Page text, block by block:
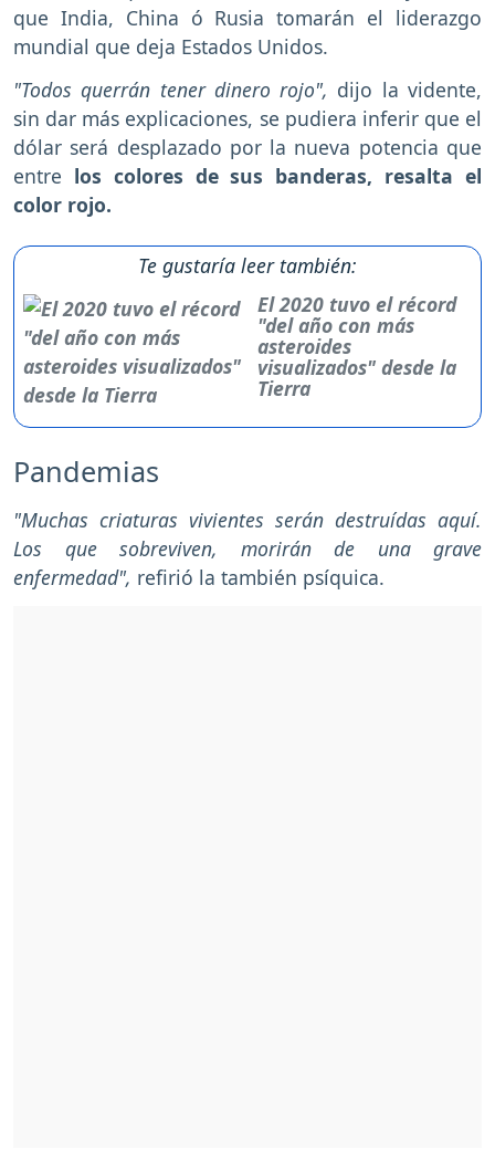
que India, China ó Rusia tomarán el liderazgo
mundial que deja Estados Unidos.
"Todos querrán tener dinero rojo", dijo la vidente,
sin dar más explicaciones, se pudiera inferir que el
dólar será desplazado por la nueva potencia que
entre los colores de sus banderas, resalta el
color rojo.
Te gustaría leer también:
El 2020 tuvo el récord
"del año con más
asteroides
visualizados" desde la
Tierra
Pandemias
"Muchas criaturas vivientes serán destruídas aquí.
Los que sobreviven, morirán de una grave
enfermedad", refirió la también psíquica.